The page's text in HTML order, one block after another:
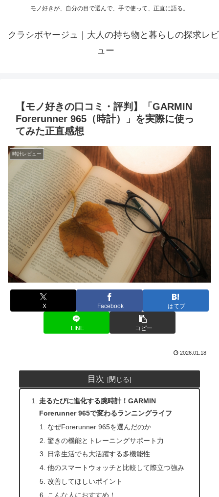
モノ好きが、自分の目で選んで、手で使って、正直に語る。
クラシボヤージュ｜大人の持ち物と暮らしの探求レビ
ュー
【モノ好きの口コミ・評判】「GARMIN
Forerunner 965（時計）」を実際に使っ
てみた正直感想
時計レビュー
X Facebook はてブ
LINE コピー
2026.01.18
目次
走るたびに進化する腕時計！GARMIN
Forerunner 965で変わるランニングライフ
なぜForerunner 965を選んだのか
驚きの機能とトレーニングサポート力
日常生活でも大活躍する多機能性
他のスマートウォッチと比較して際立つ強み
改善してほしいポイント
こんな人におすすめ！